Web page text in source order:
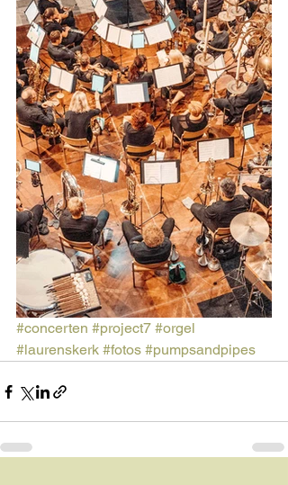
#concerten #project7 #orgel
#laurenskerk #fotos #pumpsandpipes